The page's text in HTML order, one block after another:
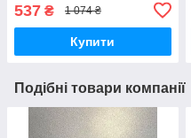
537 ₴ 1 074 ₴
Купити
Подібні товари компанії